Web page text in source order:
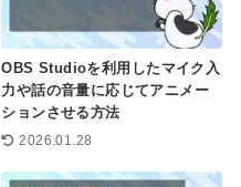
OBS Studioを利用したマイク入
力や話の音量に応じてアニメー
ションさせる方法
2026.01.28